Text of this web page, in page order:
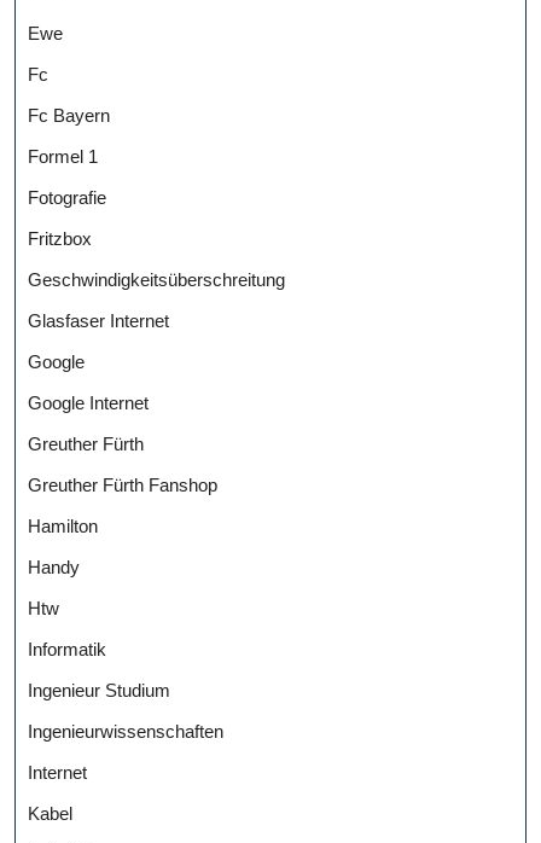
Ewe
Fc
Fc Bayern
Formel 1
Fotografie
Fritzbox
Geschwindigkeitsüberschreitung
Glasfaser Internet
Google
Google Internet
Greuther Fürth
Greuther Fürth Fanshop
Hamilton
Handy
Htw
Informatik
Ingenieur Studium
Ingenieurwissenschaften
Internet
Kabel